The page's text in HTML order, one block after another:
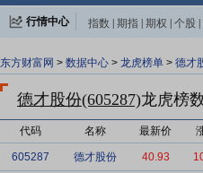
行情中心 指数 期指 期权 个股
东方财富网 > 数据中心 > 龙虎榜单 > 德才
德才股份(605287)龙虎榜
代码 名称 最新价
605287 德才股份 40.93